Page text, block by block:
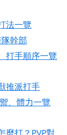
法一覽
幹部
打手順序一覽
推派打手
、體力一覽